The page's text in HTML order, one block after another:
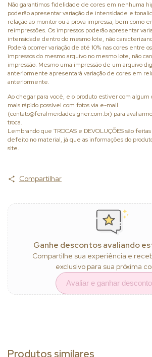
Não garantimos fidelidade de cores em nenhuma
poderão apresentar variação de intensidade e
relação ao monitor ou à prova impressa, bem como
reimpressões. Os impressos poderão apresentar
intensidade dentro do mesmo lote, não
Poderá ocorrer variação de até 10% nas cores entre
impressos do mesmo arquivo no mesmo lote, não
impressão. Mesmo uma impressão de um arquivo
anteriormente apresentará variação de cores em
anteriormente.
Ao chegar para você, e o produto estiver com
mais rápido possível com fotos via e-mail
(contato@feralmeidadesigner.com.br) para
troca.
Lembrando que TROCAS e DEVOLUÇÕES são
defeito no material, já que as informações do
site.
Compartilhar
Ganhe descontos avaliando
Compartilhe sua experiência e
exclusivo para sua próxima
Avaliar e ganhar desconto
Produtos similares